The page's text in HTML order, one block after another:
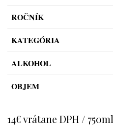
ROČNÍK
KATEGÓRIA
ALKOHOL
OBJEM
14€ vrátane DPH / 750ml